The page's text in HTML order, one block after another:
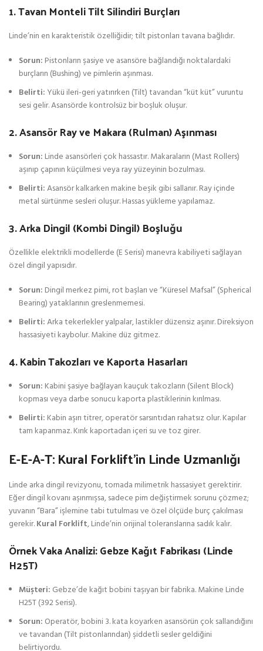
1. Tavan Monteli Tilt Silindiri Burçları
Linde’nin en karakteristik özelliğidir; tilt pistonları tavana bağlıdır.
Sorun: Pistonların şasiye ve asansöre bağlandığı noktalardaki
burçların (Bushing) ve pimlerin aşınması.
Belirti: Yükü ileri-geri yatırırken (Tilt) tavandan “küt küt” vuruntu
sesi gelir. Asansörde kontrolsüz bir boşluk oluşur.
2. Asansör Ray ve Makara (Rulman) Aşınması
Sorun: Linde asansörleri çok hassastır. Makaraların (Mast Rollers)
aşınıp çapının küçülmesi veya ray yüzeyinin bozulması.
Belirti:Asansör kalkarken makine beşik gibi sallanır. Ray içinde
metal sürtünme sesleri oluşur. Hassas yükleme yapılamaz.
3. Arka Dingil (Kombi Dingil) Boşluğu
Özellikle elektrikli modellerde (E Serisi) manevra kabiliyeti sağlayan
özel dingil yapısıdır.
Sorun: Dingil merkez pimi, rot başları ve “Küresel Mafsal” (Spherical
Bearing) yataklarının greslenmemesi.
Belirti:Arka tekerlekler yalpalar, lastikler düzensiz aşınır. Direksiyon
hassasiyeti kaybolur. Makine düz gitmez.
4. Kabin Takozları ve Kaporta Hasarları
Sorun: Kabini şasiye bağlayan kauçuk takozların (Silent Block)
kopması veya darbe sonucu kaporta plastiklerinin kırılması.
Belirti: Kabin aşırı titrer, operatör sarsıntıdan rahatsız olur. Kapılar
tam kapanmaz. Kırık kaportadan içeri su ve toz girer.
E-E-A-T: Kural Forklift’in Linde Uzmanlığı
Linde arka dingil revizyonu, tornada milimetrik hassasiyet gerektirir.
Eğer dingil kovanı aşınmışsa, sadece pim değiştirmek sorunu çözmez;
yuvanın “Bara” işlemine tabi tutulması ve özel ölçüde burç çakılması
gerekir.Kural Forklift, Linde’nin orijinal toleranslarına sadık kalır.
Örnek Vaka Analizi: Gebze Kağıt Fabrikası (Linde
H25T)
Müşteri: Gebze’de kağıt bobini taşıyan bir fabrika. Makine Linde
H25T (392 Serisi).
Sorun: Operatör, bobini 3. kata koyarken asansörün çok sallandığını
ve tavandan (Tilt pistonlarından) şiddetli sesler geldiğini
belirtiyordu.